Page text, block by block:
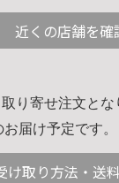
近くの店舗を確
り寄せ注文とな
届け予定です。
け取り方法・送